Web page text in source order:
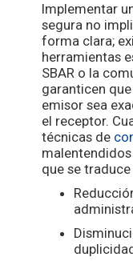
Implementar
segura no
forma clara;
herramientas
SBAR o la
garanticen
emisor sea
el receptor.
técnicas de
que se